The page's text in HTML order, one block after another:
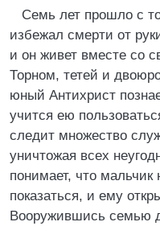
Семь лет прошло с
избежал смерти от
и он живет вместе со
Торном, тетей и
юный Антихрист
учится ею
следит множество
уничтожая всех
понимает, что мальчик
показаться, и ему
Вооружившись семью